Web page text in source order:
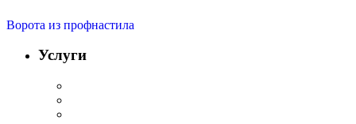
Ворота из профнастила
Услуги